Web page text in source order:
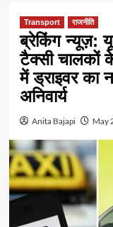
Transport राजनीति
ब्रेकिंग न्यूज़:
टैक्सी चालकों
में ड्राइवर का
अनिवार्य
Anita Bajapi May